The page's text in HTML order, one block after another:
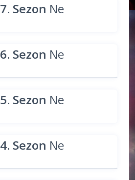
7. Sezon Ne
6. Sezon Ne
5. Sezon Ne
4. Sezon Ne